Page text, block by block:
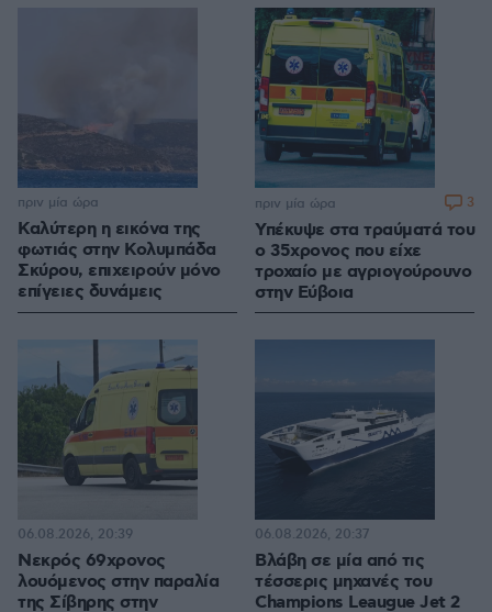
Καλύτερη η εικόνα της
φωτιάς στην Κολυμπάδα
Σκύρου, επιχειρούν μόνο
επίγειες δυνάμεις
πριν μία ώρα
Υπέκυψε στα τραύματά του
ο 35χρονος που είχε
τροχαίο με αγριογούρουνο
στην Εύβοια
πριν μία ώρα 3
Νεκρός 69χρονος
λουόμενος στην παραλία
της Σίβηρης στην
06.08.2026, 20:39
Βλάβη σε μία από τις
τέσσερις μηχανές του
Champions Leaugue Jet 2
06.08.2026, 20:37